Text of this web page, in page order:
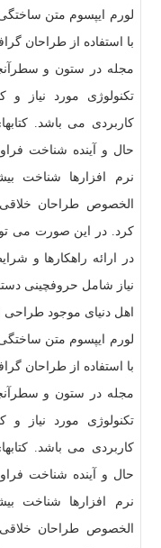
لورم ایپسوم متن
با استفاده از طراحان
مجله در ستون و
تکنولوژی مورد نیاز و
کاربردی می باشد.
حال و آینده شناخت
نرم افزارها شناخت
الخصوص طراحان
کرد. در این صورت می
در ارائه راهکارها و
نیاز شامل حروفچینی
اهل دنیای موجود طراحی
لورم ایپسوم متن
با استفاده از طراحان
مجله در ستون و
تکنولوژی مورد نیاز و
کاربردی می باشد.
حال و آینده شناخت
نرم افزارها شناخت
الخصوص طراحان